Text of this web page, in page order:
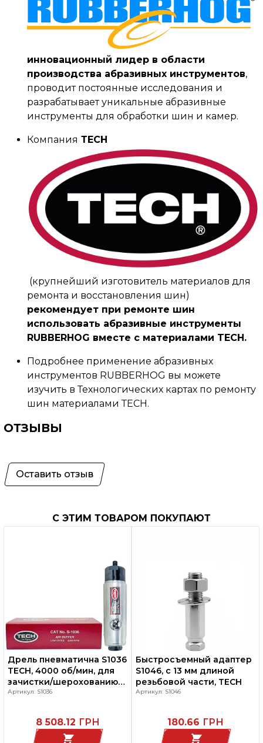
инновационный лидер в области
производства абразивных инструментов,
проводит постоянные исследования и
разрабатывает уникальные абразивные
инструменты для обработки шин и камер.
Компания ТЕСН
(крупнейший изготовитель материалов для
ремонта и восстановления шин)
рекомендует при ремонте шин
использовать абразивные инструменты
RUBBERHOG вместе с материалами TECH.
Подробнее применение абразивных
инструментов RUBBERHOG вы можете
изучить в Технологических картах по ремонту
шин материалами ТЕСН.
ОТЗЫВЫ
Оставить отзыв
С ЭТИМ ТОВАРОМ ПОКУПАЮТ
Дрель пневматична S1036
TECH, 4000 об/мин, для
зачистки/шерохованию
ремонтируемых шин (без
Артикул: S1036
8 508.12 ГРН
Быстросъемный адаптер
S1046, с 13 мм длиной
резьбовой части, TECH
Артикул: S1046
180.66 ГРН